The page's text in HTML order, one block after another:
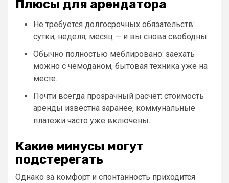
Плюсы для арендатора
Не требуется долгосрочных обязательств:
сутки, неделя, месяц — и вы снова свободны.
Обычно полностью меблировано: заехать
можно с чемоданом, бытовая техника уже на
месте.
Почти всегда прозрачный расчёт: стоимость
аренды известна заранее, коммунальные
платежи часто уже включены.
Какие минусы могут
подстерегать
Однако за комфорт и спонтанность приходится